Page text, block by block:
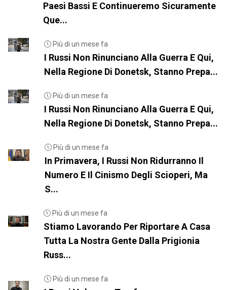
Paesi Bassi E Continueremo Sicuramente
Que...
Più di un mese fa
I Russi Non Rinunciano Alla Guerra E Qui,
Nella Regione Di Donetsk, Stanno Prepa...
Più di un mese fa
I Russi Non Rinunciano Alla Guerra E Qui,
Nella Regione Di Donetsk, Stanno Prepa...
Più di un mese fa
In Primavera, I Russi Non Ridurranno Il
Numero E Il Cinismo Degli Scioperi, Ma
S...
Più di un mese fa
Stiamo Lavorando Per Riportare A Casa
Tutta La Nostra Gente Dalla Prigionia
Russ...
Più di un mese fa